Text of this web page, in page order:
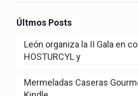
Últmos Posts
León organiza la II Gala en
HOSTURCYL y
Mermeladas Caseras